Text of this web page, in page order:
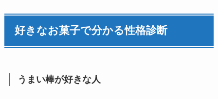
好きなお菓子で分かる性格診断
うまい棒が好きな人